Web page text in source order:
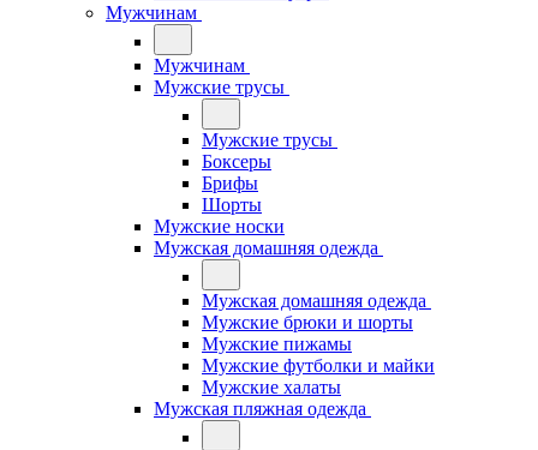
Мужчинам
Мужчинам
Мужские трусы
Мужские трусы
Боксеры
Брифы
Шорты
Мужские носки
Мужская домашняя одежда
Мужская домашняя одежда
Мужские брюки и шорты
Мужские пижамы
Мужские футболки и майки
Мужские халаты
Мужская пляжная одежда